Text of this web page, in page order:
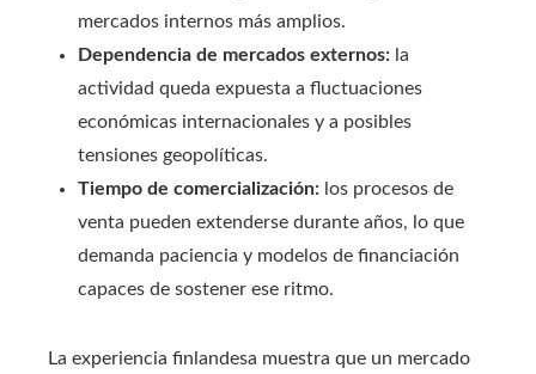
mercados internos más amplios.
Dependencia de mercados externos: la
actividad queda expuesta a fluctuaciones
económicas internacionales y a posibles
tensiones geopolíticas.
Tiempo de comercialización: los procesos de
venta pueden extenderse durante años, lo que
demanda paciencia y modelos de financiación
capaces de sostener ese ritmo.
La experiencia finlandesa muestra que un mercado